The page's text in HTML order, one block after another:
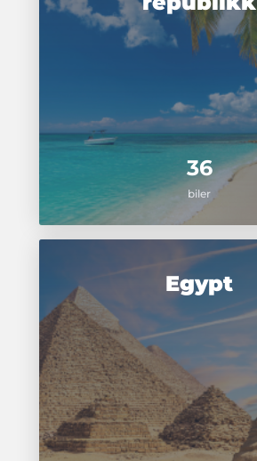
36
biler
Egypt